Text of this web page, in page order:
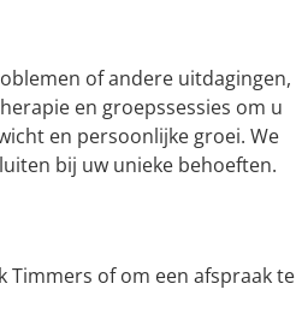
of andere uitdagingen,
en groepssessies om u
en persoonlijke groei. We
bij uw unieke behoeften.
of om een afspraak te